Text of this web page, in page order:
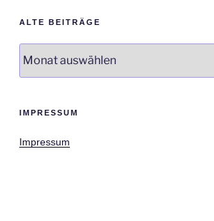
ALTE BEITRÄGE
Beiträge
IMPRESSUM
Impressum